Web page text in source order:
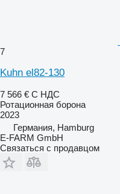
7
Kuhn el82-130
7 566 € С НДС
Ротационная борона
2023
Германия, Hamburg
E-FARM GmbH
Связаться с продавцом